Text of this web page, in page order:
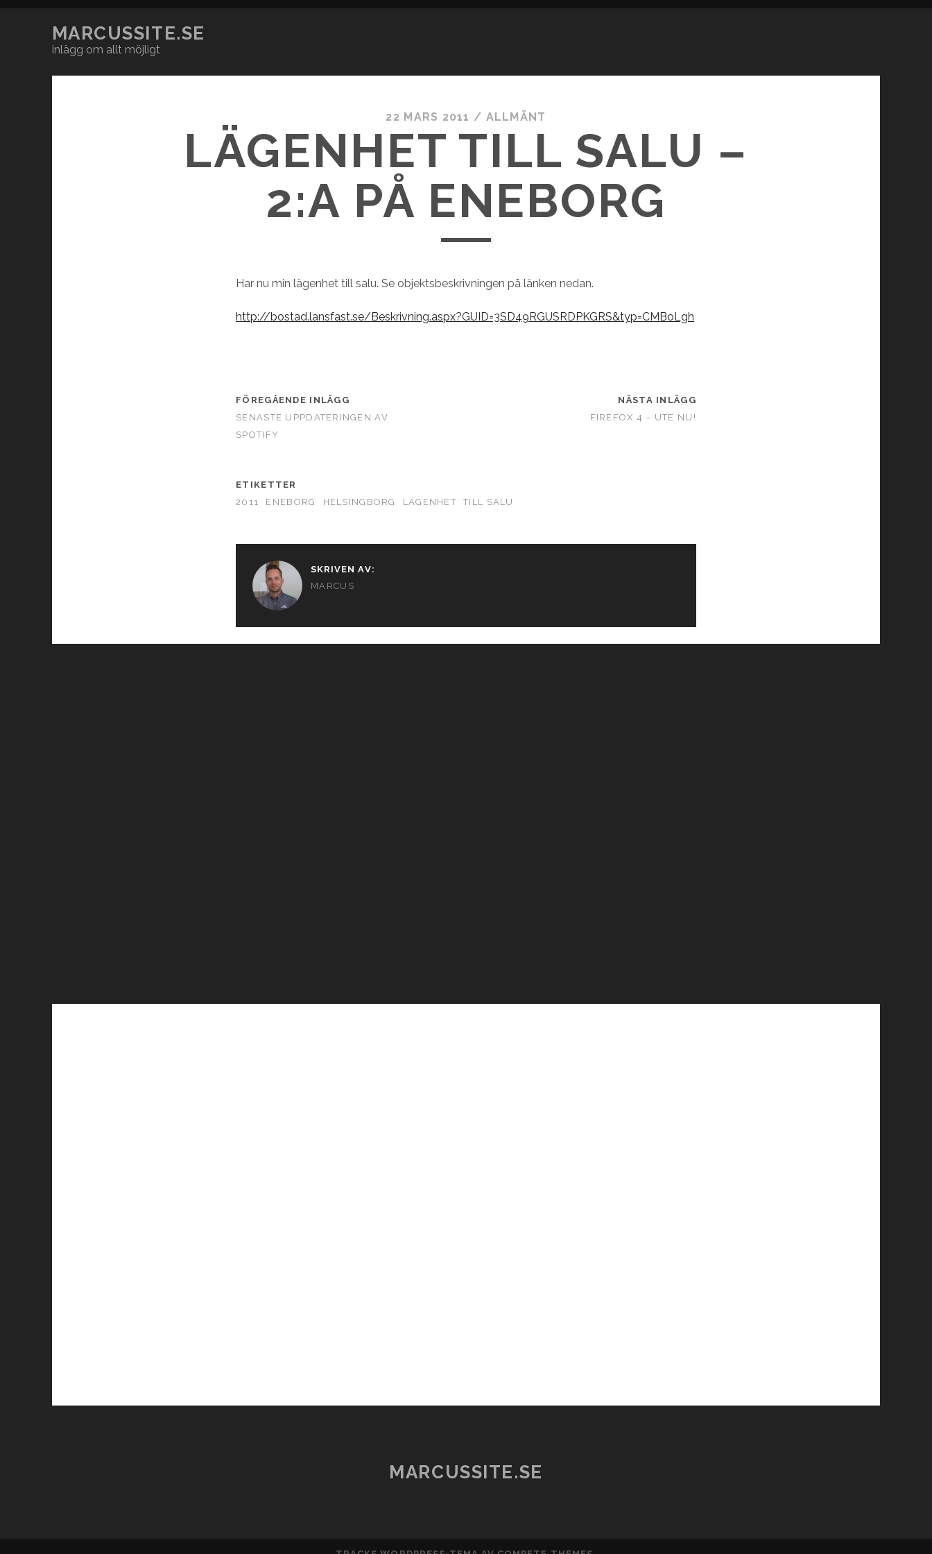
MARCUSSITE.SE
inlägg om allt möjligt
22 MARS 2011 / ALLMÄNT
LÄGENHET TILL SALU –
2:A PÅ ENEBORG
Har nu min lägenhet till salu. Se objektsbeskrivningen på länken nedan.
http://bostad.lansfast.se/Beskrivning.aspx?GUID=3SD49RGUSRDPKGRS&typ=CMBoLgh
FÖREGÅENDE INLÄGG
SENASTE UPPDATERINGEN AV
SPOTIFY
NÄSTA INLÄGG
FIREFOX 4 – UTE NU!
ETIKETTER
2011
ENEBORG HELSINGBORG LÄGENHET TILL SALU
SKRIVEN AV:
MARCUS
MARCUSSITE.SE